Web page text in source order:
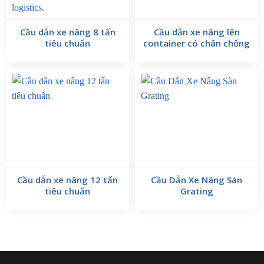
Giá cầu dẫn xe nâng 4 tấn là bao nhiêu?
Cầu dẫn xe nâng 8 tấn
tiêu chuẩn
Cầu dẫn xe nâng lên
container có chân chống
Cầu dẫn xe nâng 12 tấn
tiêu chuẩn
Cầu Dẫn Xe Nâng Sàn
Grating